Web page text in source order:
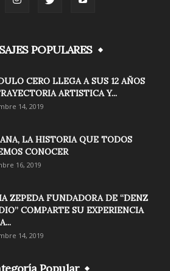
POPULARES
CERO LLEGA A SUS 12 AÑOS
ARTISTICA Y...
14, 2019
LA HISTORIA QUE TODOS
CONOCER
16, 2019
ZEPEDA FUNDADORA DE “DENZ
COMPARTE SU EXPERIENCIA
14, 2019